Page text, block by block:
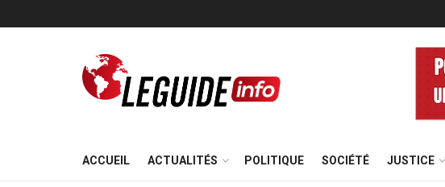
ACCUEIL ACTUALITÉS POLITIQUE SOCIÉTÉ JUSTICE